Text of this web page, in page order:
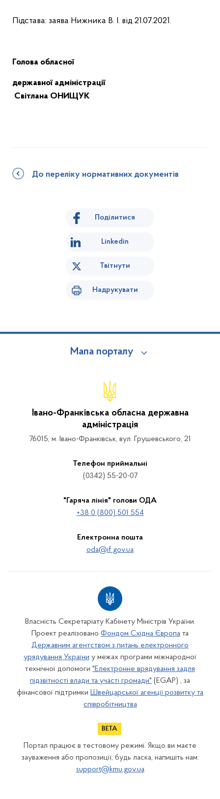
Підстава: заява Нижника В. І. від 21.07.2021.
Голова обласної
державної адміністрації
Світлана ОНИЩУК
До переліку нормативних документів
Поділитися
Linkedin
Твітнути
Надрукувати
Мапа порталу
Івано-Франківська обласна державна
адміністрація
76015, м. Івано-Франківськ, вул. Грушевського, 21
Телефон приймальні
(0342) 55-20-07
"Гаряча лінія" голови ОДА
+38 0 (800) 501 554
Електронна пошта
oda@if.gov.ua
Власність Секретаріату Кабінету Міністрів України.
Проект реалізовано Фондом Східна Європа та
Державним агентством з питань електронного
урядування України у межах програми міжнародної
технічної допомоги "Електронне врядування задля
підзвітності влади та участі громади" (EGAP) , за
фінансової підтримки Швейцарської агенції розвитку та
співробітництва
Портал працює в тестовому режимі. Якщо ви маєте
зауваження або пропозиції, будь ласка, напишіть нам:
support@kmu.gov.ua